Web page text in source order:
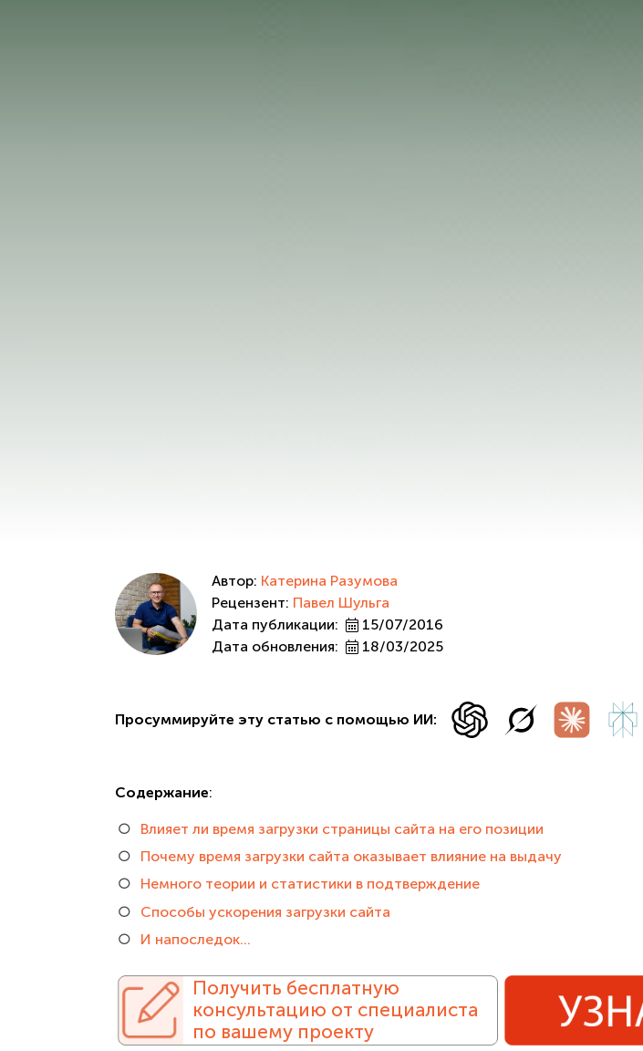
Автор: Катерина Разумова
Рецензент: Павел Шульга
Дата публикации:
15/07/2016
Дата обновления:
18/03/2025
Просуммируйте эту статью с помощью ИИ:
Содержание:
Влияет ли время загрузки страницы сайта на его позиции
Почему время загрузки сайта оказывает влияние на выдачу
Немного теории и статистики в подтверждение
Способы ускорения загрузки сайта
И напоследок...
Получить бесплатную
консультацию от специалиста
по вашему проекту